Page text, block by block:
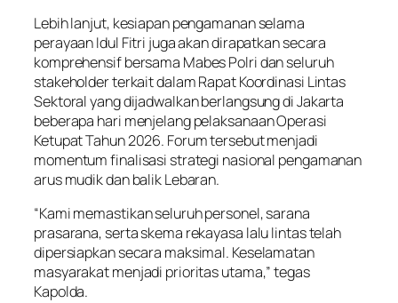
Lebih lanjut, kesiapan pengamanan selama
perayaan Idul Fitri juga akan dirapatkan secara
komprehensif bersama Mabes Polri dan seluruh
stakeholder terkait dalam Rapat Koordinasi Lintas
Sektoral yang dijadwalkan berlangsung di Jakarta
beberapa hari menjelang pelaksanaan Operasi
Ketupat Tahun 2026. Forum tersebut menjadi
momentum finalisasi strategi nasional pengamanan
arus mudik dan balik Lebaran.
“Kami memastikan seluruh personel, sarana
prasarana, serta skema rekayasa lalu lintas telah
dipersiapkan secara maksimal. Keselamatan
masyarakat menjadi prioritas utama,” tegas
Kapolda.